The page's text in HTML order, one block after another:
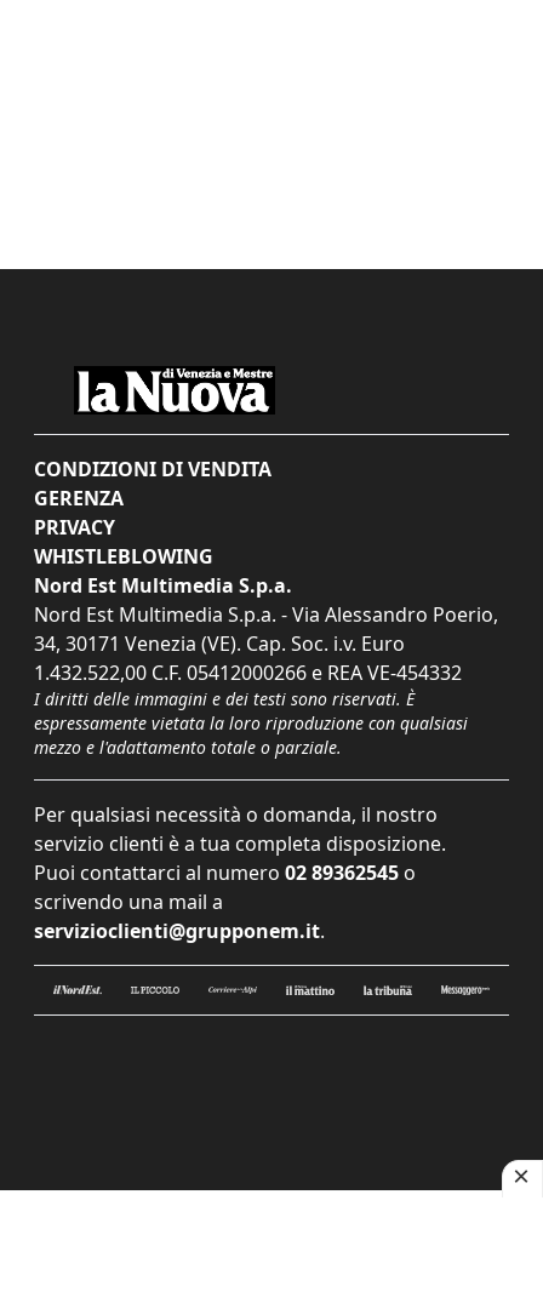
CONDIZIONI DI VENDITA
GERENZA
PRIVACY
WHISTLEBLOWING
Nord Est Multimedia S.p.a.
Nord Est Multimedia S.p.a. - Via Alessandro Poerio,
34, 30171 Venezia (VE). Cap. Soc. i.v. Euro
1.432.522,00 C.F. 05412000266 e REA VE-454332
I diritti delle immagini e dei testi sono riservati. È
espressamente vietata la loro riproduzione con qualsiasi
mezzo e l'adattamento totale o parziale.
Per qualsiasi necessità o domanda, il nostro
servizio clienti è a tua completa disposizione.
Puoi contattarci al numero 02 89362545 o
scrivendo una mail a
servizioclienti@grupponem.it.